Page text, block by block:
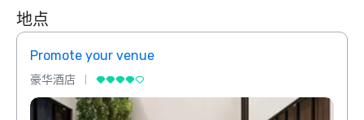
地点
Promote your venue
豪华酒店